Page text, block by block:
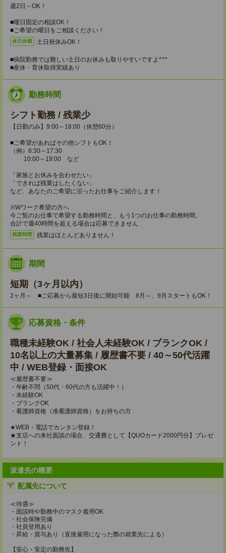
週2日～OK！
■曜日固定の相談OK！
■ご希望の曜日をご相談ください！
休日休暇 土日祝休みOK！
■病院勤務では難しい土日のお休みも取りやすいですよ^^*
■産休・育休取得実績あり
勤務時間
シフト勤務 / 残業少
【日勤のみ】9:00～18:00（休憩60分）
■ご希望があればその他シフトもOK！
（例）8:30～17:30
10:00～19:00 など
「家族とお休みを合わせたい」
「できれば残業はしたくない」
など、あなたのご希望に沿ったお仕事をご紹介します！
※Wワーク希望の方へ
今ご覧のお仕事で希望する勤務時間と、もう1つのお仕事の勤務時間。
合計で週40時間を超える場合は応募できません
残業時間 残業はほとんどありません！
期間
短期（3ヶ月以内）
2ヶ月～ ■ご応募から最短3日後に開始可能 8月～、9月スタートもOK！
応募資格・条件
職種未経験OK / 社会人未経験OK / ブランクOK /
10名以上の大量募集 / 履歴書不要 / 40～50代活躍
中 / WEB登録・面接OK
≪履歴書不要≫
・年齢不問（50代・60代の方も活躍中！）
・未経験OK
・ブランクOK
・看護師資格（准看護師資格）をお持ちの方
★WEB・電話でカンタン登録！
★支店への来社面談の場合、交通費として【QUOカード2000円分】プレゼ
ント！
派遣先の概要
配属先について
≪待遇≫
・面談時や勤務中のマスク着用OK
・社会保険完備
・社員登用あり
・昇給・賞与あり（直接雇用になった際の就業先による）
【安心・安定の勤務先】